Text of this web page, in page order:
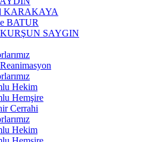
KARAKAYA
BATUR
SAYGIN
Hekim
Hemşire
Cerrahi
Hekim